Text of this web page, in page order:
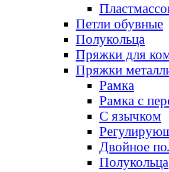
Петли обувные
Полукольца
Пряжки для
Пряжки
Рамка
Рамка с
С язычком
Двойное
Полукольца